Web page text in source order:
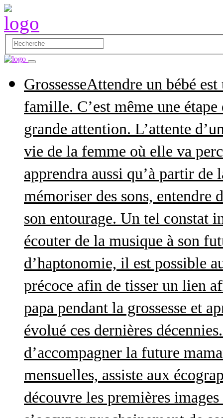
GrossesseAttendre un bébé
famille. C’est même une
grande attention. L’attente
vie de la femme où elle va
apprendra aussi qu’à partir
mémoriser des sons, entendre
son entourage. Un tel constat
écouter de la musique à son
d’haptonomie, il est possible
précoce afin de tisser un lien
papa pendant la grossesse et
évolué ces dernières
d’accompagner la future
mensuelles, assiste aux
découvre les premières